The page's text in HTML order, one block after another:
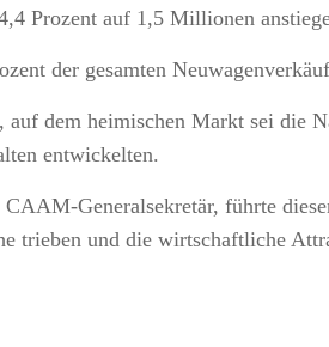
Prozent auf 1,5 Millionen
der gesamten
auf dem heimischen Markt sei die
entwickelten.
Generalsekretär, führte
trieben und die wirtschaftliche